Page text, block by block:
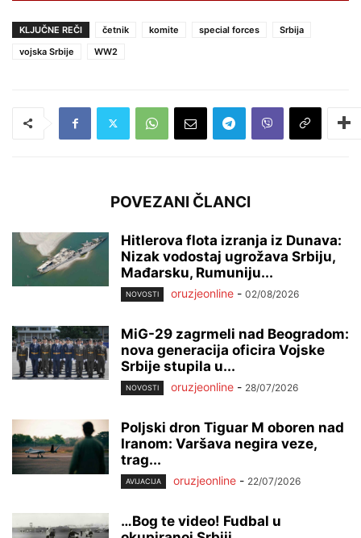
KLJUČNE REČI četnik komite special forces
Srbija
vojska Srbije
WW2
POVEZANI ČLANCI
Hitlerova flota izranja iz Dunava:
Nizak vodostaj ugrožava Srbiju,
Mađarsku, Rumuniju...
NOVOSTI oruzjeonline - 02/08/2026
MiG-29 zagrmeli nad Beogradom:
nova generacija oficira Vojske
Srbije stupila u...
NOVOSTI oruzjeonline - 28/07/2026
Poljski dron Tiguar M oboren nad
Iranom: Varšava negira veze,
trag...
AVIJACIJA oruzjeonline - 22/07/2026
…Bog te video! Fudbal u